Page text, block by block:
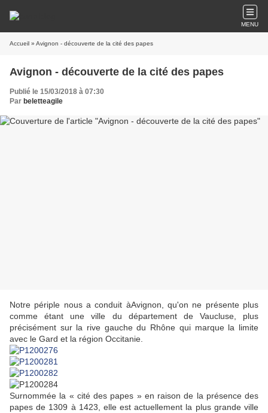
MENU
Accueil » Avignon - découverte de la cité des papes
Avignon - découverte de la cité des papes
Publié le 15/03/2018 à 07:30
Par beletteagile
Notre périple nous a conduit àAvignon, qu'on ne présente plus
comme étant une ville du département de Vaucluse, plus
précisément sur la rive gauche du Rhône qui marque la limite
avec le Gard et la région Occitanie.
Surnommée la « cité des papes » en raison de la présence des
papes de 1309 à 1423, elle est actuellement la plus grande ville